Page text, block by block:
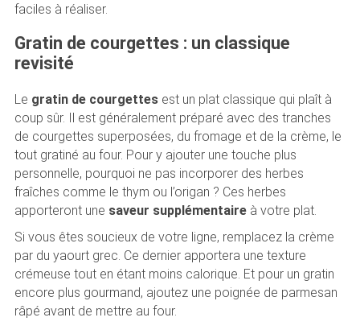
faciles à réaliser.
Gratin de courgettes : un classique
revisité
Le gratin de courgettesest un plat classique qui plaît à
coup sûr. Il est généralement préparé avec des tranches
de courgettes superposées, du fromage et de la crème, le
tout gratiné au four. Pour y ajouter une touche plus
personnelle, pourquoi ne pas incorporer des herbes
fraîches comme le thym ou l’origan ? Ces herbes
apporteront une saveur supplémentaireà votre plat.
Si vous êtes soucieux de votre ligne, remplacez la crème
par du yaourt grec. Ce dernier apportera une texture
crémeuse tout en étant moins calorique. Et pour un gratin
encore plus gourmand, ajoutez une poignée de parmesan
râpé avant de mettre au four.